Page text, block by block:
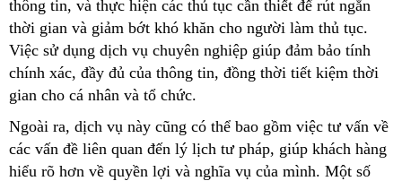
thông tin, và thực hiện các thủ tục cần thiết để rút ngắn
thời gian và giảm bớt khó khăn cho người làm thủ tục.
Việc sử dụng dịch vụ chuyên nghiệp giúp đảm bảo tính
chính xác, đầy đủ của thông tin, đồng thời tiết kiệm thời
gian cho cá nhân và tổ chức.
Ngoài ra, dịch vụ này cũng có thể bao gồm việc tư vấn về
các vấn đề liên quan đến lý lịch tư pháp, giúp khách hàng
hiểu rõ hơn về quyền lợi và nghĩa vụ của mình. Một số